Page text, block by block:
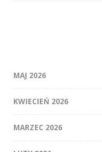
MAJ 2026
KWIECIEŃ 2026
MARZEC 2026